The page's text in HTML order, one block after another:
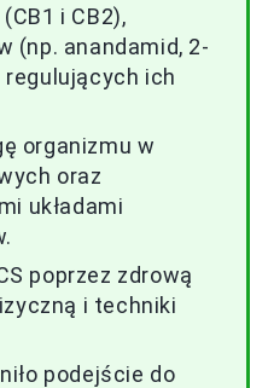
i CB2),
(np. anandamid, 2-
regulujących ich
organizmu w
oraz
układami
poprzez zdrową
i techniki
podejście do